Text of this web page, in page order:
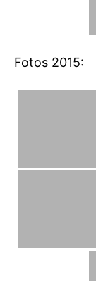
Fotos 2015: